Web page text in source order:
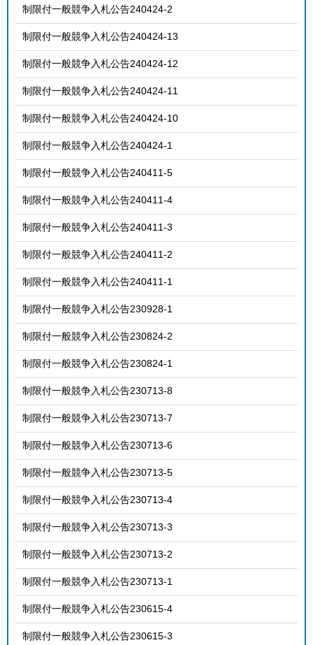
制限付一般競争入札公告240424-2
制限付一般競争入札公告240424-13
制限付一般競争入札公告240424-12
制限付一般競争入札公告240424-11
制限付一般競争入札公告240424-10
制限付一般競争入札公告240424-1
制限付一般競争入札公告240411-5
制限付一般競争入札公告240411-4
制限付一般競争入札公告240411-3
制限付一般競争入札公告240411-2
制限付一般競争入札公告240411-1
制限付一般競争入札公告230928-1
制限付一般競争入札公告230824-2
制限付一般競争入札公告230824-1
制限付一般競争入札公告230713-8
制限付一般競争入札公告230713-7
制限付一般競争入札公告230713-6
制限付一般競争入札公告230713-5
制限付一般競争入札公告230713-4
制限付一般競争入札公告230713-3
制限付一般競争入札公告230713-2
制限付一般競争入札公告230713-1
制限付一般競争入札公告230615-4
制限付一般競争入札公告230615-3